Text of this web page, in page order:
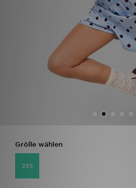
Größe wählen
2XS
Hilfe & Kontakt
Geschenkgutschein